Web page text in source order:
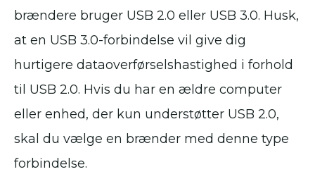
brændere bruger USB 2.0 eller USB 3.0. Husk,
at en USB 3.0-forbindelse vil give dig
hurtigere dataoverførselshastighed i forhold
til USB 2.0. Hvis du har en ældre computer
eller enhed, der kun understøtter USB 2.0,
skal du vælge en brænder med denne type
forbindelse.